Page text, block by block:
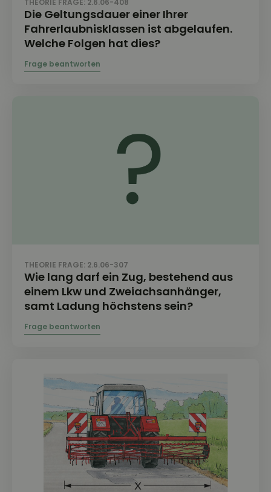
THEORIE FRAGE: 2.6.06-408
Die Geltungsdauer einer Ihrer
Fahrerlaubnisklassen ist abgelaufen.
Welche Folgen hat dies?
THEORIE FRAGE: 2.6.06-307
Wie lang darf ein Zug, bestehend aus
einem Lkw und Zweiachsanhänger,
samt Ladung höchstens sein?